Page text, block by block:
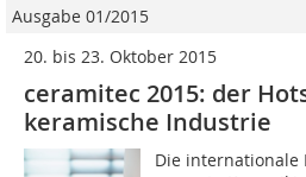
Ausgabe 01/2015
20. bis 23. Oktober 2015
ceramitec 2015: der
keramische Industrie
Die internationale